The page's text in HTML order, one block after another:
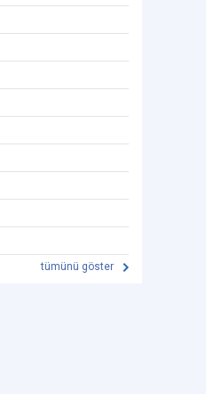
tümünü göster